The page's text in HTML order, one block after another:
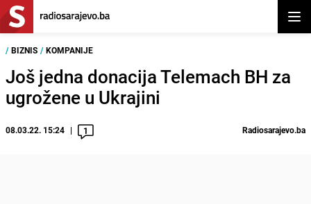
/ BIZNIS / KOMPANIJE
Još jedna donacija Telemach BH za
ugrožene u Ukrajini
08.03.22. 15:24 1 Radiosarajevo.ba